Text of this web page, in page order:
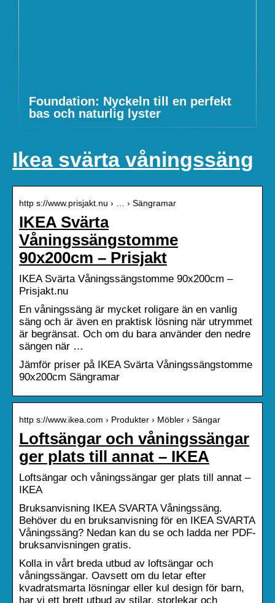
Foundation: Nyckeln till en perfekt
bas och naturlig lyster
Ikea svärta våningssäng
http s://www.prisjakt.nu › … › Sängramar
IKEA Svärta
Våningssängstomme
90x200cm – Prisjakt
IKEA Svärta Våningssängstomme 90x200cm –
Prisjakt.nu
En våningssäng är mycket roligare än en vanlig
säng och är även en praktisk lösning när utrymmet
är begränsat. Och om du bara använder den nedre
sängen när …
Jämför priser på IKEA Svärta Våningssängstomme
90x200cm Sängramar
http s://www.ikea.com › Produkter › Möbler › Sängar
Loftsängar och våningssängar
ger plats till annat – IKEA
Loftsängar och våningssängar ger plats till annat –
IKEA
Bruksanvisning IKEA SVARTA Våningssäng.
Behöver du en bruksanvisning för en IKEA SVARTA
Våningssäng? Nedan kan du se och ladda ner PDF-
bruksanvisningen gratis.
Kolla in vårt breda utbud av loftsängar och
våningssängar. Oavsett om du letar efter
kvadratsmarta lösningar eller kul design för barn,
har vi ett brett utbud av stilar, storlekar och